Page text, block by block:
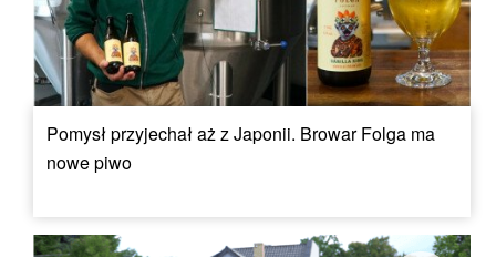
Pomysł przyjechał aż z Japonii. Browar Folga ma
nowe piwo